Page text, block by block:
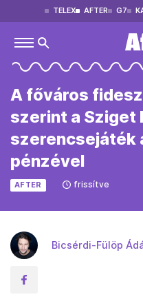
TELEX AFTER G7
A főváros
szerint a Sziget
szerencsejáték
pénzével
AFTER frissítve
Bicsérdi-Fülöp